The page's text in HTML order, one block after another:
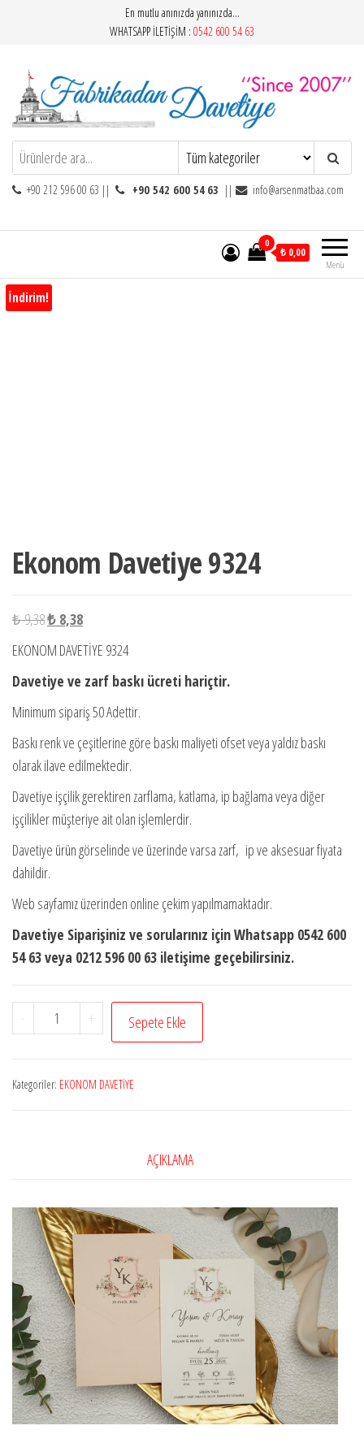
En mutlu anınızda yanınızda…
WHATSAPP İLETİŞİM : 0542 600 54 63
Fabrikadan Davetiye / 0212 596 00 63
En Mutlu Anınızda…
+90 212 596 00 63 || +90 542 600 54 63 || info@arsenmatbaa.com
Menü
0
₺ 0,00
İndirim!
Ekonom Davetiye 9324
₺9,38Orijinal
fiyat:
₺8,38Şu
andaki
₺ 8,38.
EKONOM DAVETİYE 9324
Davetiye ve zarf baskı ücreti hariçtir.
Minimum sipariş 50 Adettir.
Baskı renk ve çeşitlerine göre baskı maliyeti ofset veya yaldız baskı
olarak ilave edilmektedir.
Davetiye işçilik gerektiren zarflama, katlama, ip bağlama veya diğer
işçilikler müşteriye ait olan işlemlerdir.
Davetiye ürün görselinde ve üzerinde varsa zarf, ip ve aksesuar fiyata
dahildir.
Web sayfamız üzerinden online çekim yapılmamaktadır.
Davetiye Siparişiniz ve sorularınız için Whatsapp 0542 600
54 63 veya 0212 596 00 63 iletişime geçebilirsiniz.
-
Ekonom
Davetiye
adet
+ Sepete Ekle
Kategoriler: EKONOM DAVETİYE
AÇIKLAMA